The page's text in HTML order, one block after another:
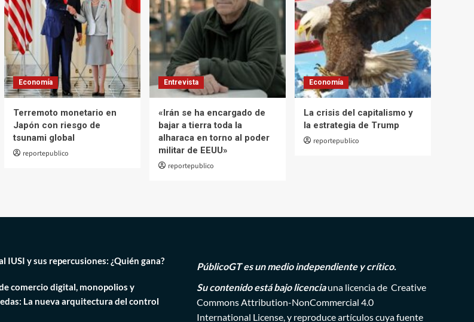
Economía
Terremoto monetario en
Japón con riesgo de
tsunami global
reportepublico
Entrevista
«Irán se ha encargado de
bajar a tierra toda la
alharaca en torno al poder
militar de EEUU»
reportepublico
Economía
La crisis del capitalismo y
la estrategia de Trump
reportepublico
IUSI y sus repercusiones: ¿Quién gana?
comercio digital, monopolios y
La nueva arquitectura del control
PúblicoGT es un medio independiente y crítico.
Su contenido está bajo licenciauna licencia de Creative
Commons Attribution-NonCommercial 4.0
International License, y reproduce artículos cuya fuente